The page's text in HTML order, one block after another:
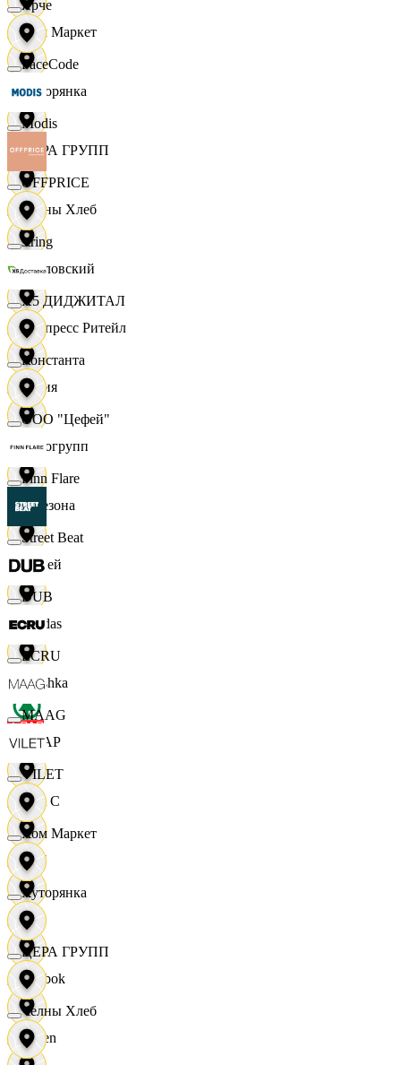
Хом Маркет
Хуторянка
ЦЕРА ГРУПП
Челны Хлеб
Чкаловский
Экспресс Ритейл
Юлия
Яркогрупп
4 Сезона
7 дней
Adidas
Bershka
СПАР
M A C
OBI
RE
Reebok
Seven
Ярче
FaceCode
Modis
OFFPRICE
string
X5 ДИДЖИТАЛ
Константа
ООО "Цефей"
Finn Flare
Street Beat
DUB
ECRU
MAAG
VILET
Хом Маркет
Хуторянка
ЦЕРА ГРУПП
Челны Хлеб